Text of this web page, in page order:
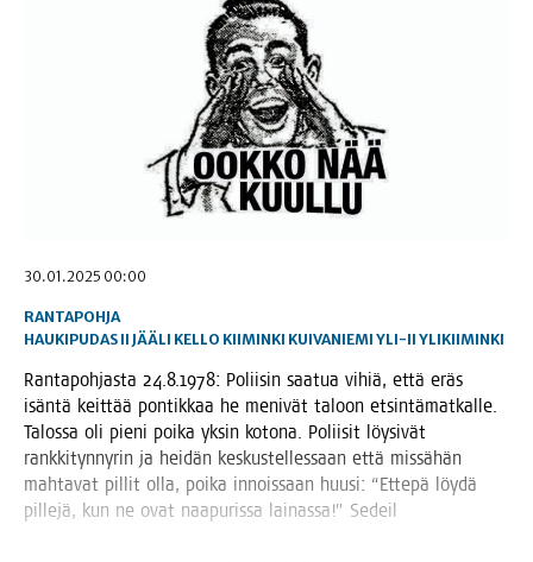
30.01.2025 00:00
RANTAPOHJA
HAUKIPUDAS II JÄÄLI KELLO KIIMINKI KUIVANIEMI YLI-II YLIKIIMINKI
Ran­ta­poh­jas­ta 24.8.1978: Polii­sin saa­tua vihiä, että eräs
isän­tä keit­tää pon­tik­kaa he meni­vät taloon etsin­tä­mat­kal­le.
Talos­sa oli pie­ni poi­ka yksin koto­na. Polii­sit löy­si­vät
rank­ki­tyn­ny­rin ja hei­dän kes­kus­tel­les­saan että mis­sä­hän
mah­ta­vat pil­lit olla, poi­ka innois­saan huusi: “Ette­pä löy­dä
pil­le­jä, kun ne ovat naa­pu­ris­sa lai­nas­sa!” Sedeil